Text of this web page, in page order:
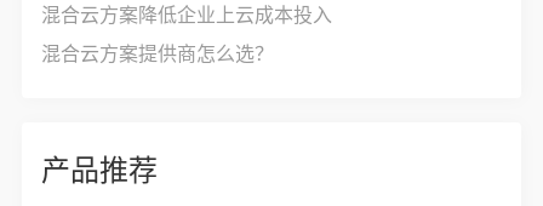
混合云方案降低企业上云成本投入
混合云方案提供商怎么选？
产品推荐